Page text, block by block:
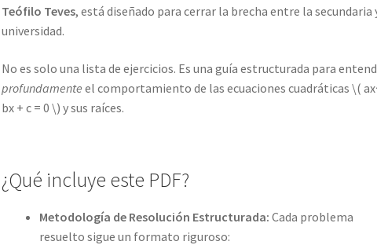
Teófilo Teves, está diseñado para cerrar la brecha entre la secundaria
universidad.
No es solo una lista de ejercicios. Es una guía estructurada para
profundamente el comportamiento de las ecuaciones cuadráticas \(
bx + c = 0 \) y sus raíces.
¿Qué incluye este PDF?
Metodología de Resolución Estructurada: Cada problema
resuelto sigue un formato riguroso: